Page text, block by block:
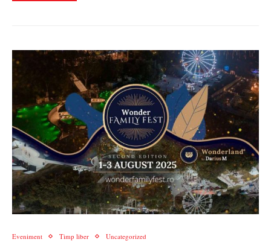
Eveniment Timp liber Uncategorized